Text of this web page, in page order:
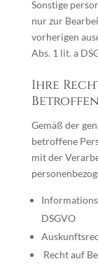
Sonstige
nur zur
vorherigen
Abs. 1 lit. a
Ihre
Gemäß der
betroffene
mit der
DSGVO
Recht auf